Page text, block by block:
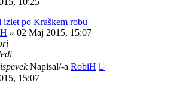
izlet po Kraškem robu
» 02 Maj 2015, 15:07
Napisal/-a RobiH
15:07